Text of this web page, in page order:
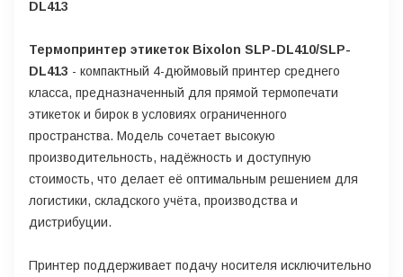
DL413
Термопринтер этикеток Bixolon SLP-DL410/SLP-
DL413 - компактный 4-дюймовый принтер среднего
класса, предназначенный для прямой термопечати
этикеток и бирок в условиях ограниченного
пространства. Модель сочетает высокую
производительность, надёжность и доступную
стоимость, что делает её оптимальным решением для
логистики, складского учёта, производства и
дистрибуции.
Принтер поддерживает подачу носителя исключительно